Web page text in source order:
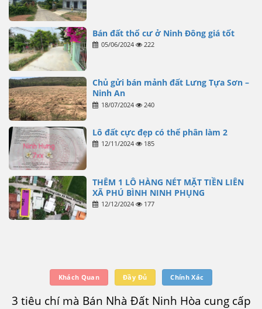
Bán đất thổ cư ở Ninh Đông giá tốt
05/06/2024 222
Chủ gửi bán mảnh đất Lưng Tựa Sơn –
Ninh An
18/07/2024 240
Lô đất cực đẹp có thể phân làm 2
12/11/2024 185
THÊM 1 LÔ HÀNG NÉT MẶT TIỀN LIÊN
XÃ PHÚ BÌNH NINH PHỤNG
12/12/2024 177
Khách Quan Đầy Đủ Chính Xác
3 tiêu chí mà Bán Nhà Đất Ninh Hòa cung cấp